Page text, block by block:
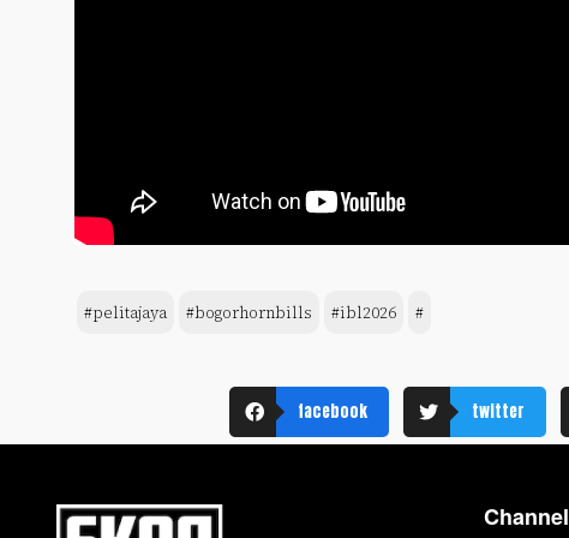
#pelitajaya #bogorhornbills #ibl2026 #
facebook twitter
Channel